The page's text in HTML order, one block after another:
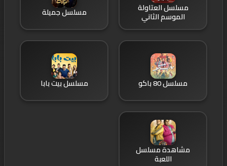
مسلسل العتاولة
الموسم الثاني مسلسل جميلة
مسلسل 80 باكو مسلسل بيت بابا
مشاهدة مسلسل
اللعبة